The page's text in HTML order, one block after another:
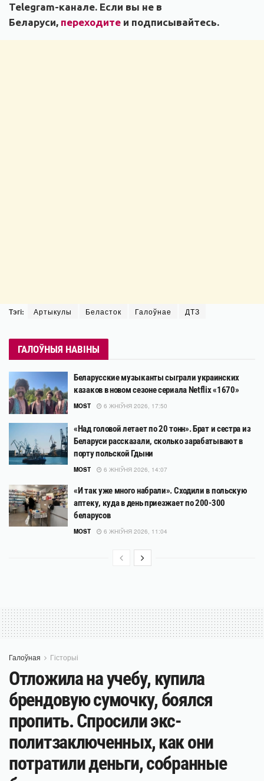
Telegram-канале. Если вы не в
Беларуси, переходите и подписывайтесь.
Тэгі: Артыкулы Беласток Галоўнае ДТЗ
ГАЛОЎНЫЯ НАВІНЫ
Беларусские музыканты сыграли украинских
казаков в новом сезоне сериала Netflix «1670»
MOST 6 ЖНІЎНЯ 2026, 17:50
«Над головой летает по 20 тонн». Брат и сестра из
Беларуси рассказали, сколько зарабатывают в
порту польской Гдыни
MOST 6 ЖНІЎНЯ 2026, 14:07
«И так уже много набрали». Сходили в польскую
аптеку, куда в день приезжает по 200-300
беларусов
MOST 6 ЖНІЎНЯ 2026, 11:04
Галоўная Гісторыі
Отложила на учебу, купила
брендовую сумочку, боялся
пропить. Спросили экс-
политзаключенных, как они
потратили деньги, собранные